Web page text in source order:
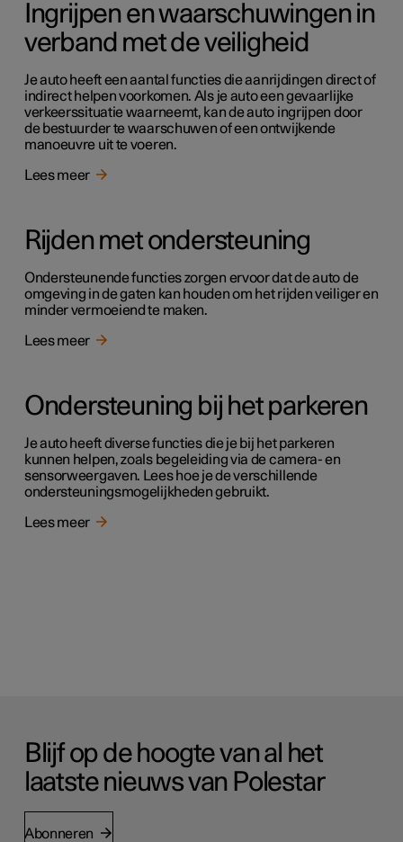
Ingrijpen en waarschuwingen in
verband met de veiligheid
Je auto heeft een aantal functies die aanrijdingen direct of
indirect helpen voorkomen. Als je auto een gevaarlijke
verkeerssituatie waarneemt, kan de auto ingrijpen door
de bestuurder te waarschuwen of een ontwijkende
manoeuvre uit te voeren.
Lees meer
Rijden met ondersteuning
Ondersteunende functies zorgen ervoor dat de auto de
omgeving in de gaten kan houden om het rijden veiliger en
minder vermoeiend te maken.
Lees meer
Ondersteuning bij het parkeren
Je auto heeft diverse functies die je bij het parkeren
kunnen helpen, zoals begeleiding via de camera- en
sensorweergaven. Lees hoe je de verschillende
ondersteuningsmogelijkheden gebruikt.
Lees meer
Blijf op de hoogte van al het
laatste nieuws van Polestar
Abonneren